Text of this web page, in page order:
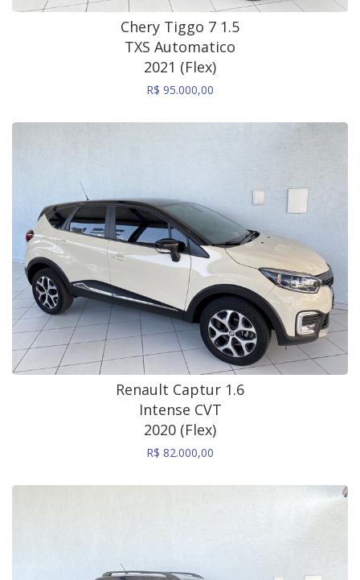
Chery Tiggo 7 1.5
TXS Automatico
2021 (Flex)
R$ 95.000,00
Renault Captur 1.6
Intense CVT
2020 (Flex)
R$ 82.000,00